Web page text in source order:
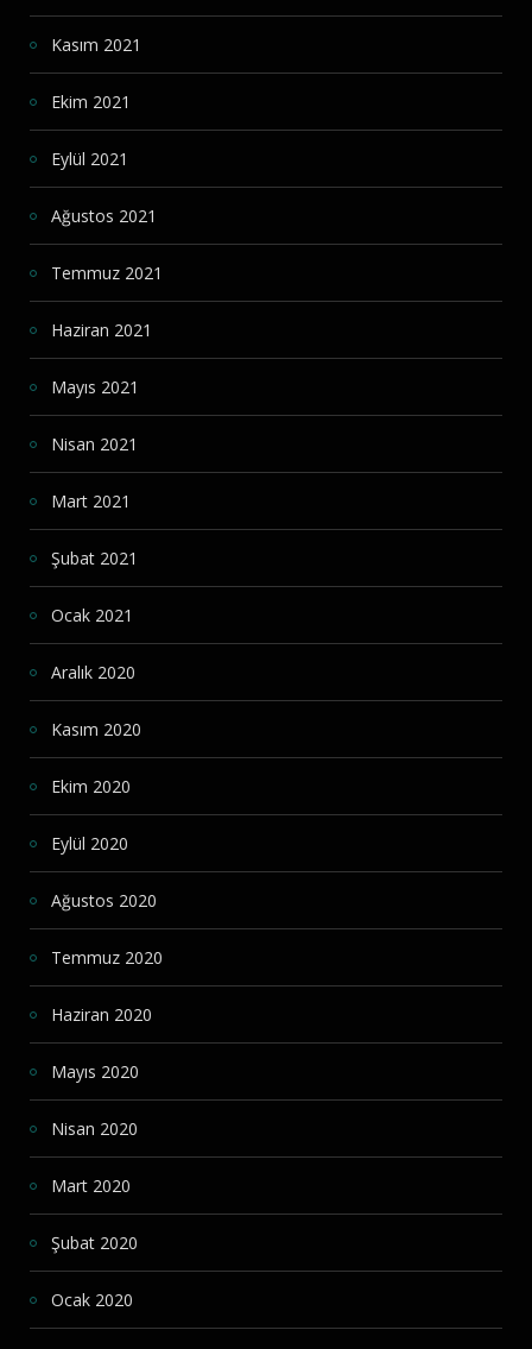
Kasım 2021
Ekim 2021
Eylül 2021
Ağustos 2021
Temmuz 2021
Haziran 2021
Mayıs 2021
Nisan 2021
Mart 2021
Şubat 2021
Ocak 2021
Aralık 2020
Kasım 2020
Ekim 2020
Eylül 2020
Ağustos 2020
Temmuz 2020
Haziran 2020
Mayıs 2020
Nisan 2020
Mart 2020
Şubat 2020
Ocak 2020